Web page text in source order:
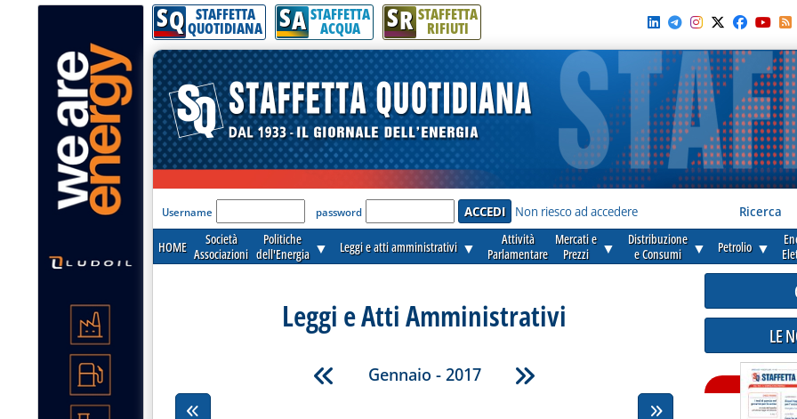
SQ STAFFETTA
QUOTIDIANA SA STAFFETTA
ACQUA SR STAFFETTA
RIFIUTI
'Modulo Login per accedere'
Username password Non riesco ad accedere Ricerca
HOME
Società
Associazioni
Politiche
dell'Energia ▼ Leggi e atti amministrativi ▼
Attività
Parlamentare
Mercati e
Prezzi
▼
Distribuzione
e Consumi
▼ Petrolio ▼
Leggi e Atti Amministrativi
Gennaio - 2017
LE